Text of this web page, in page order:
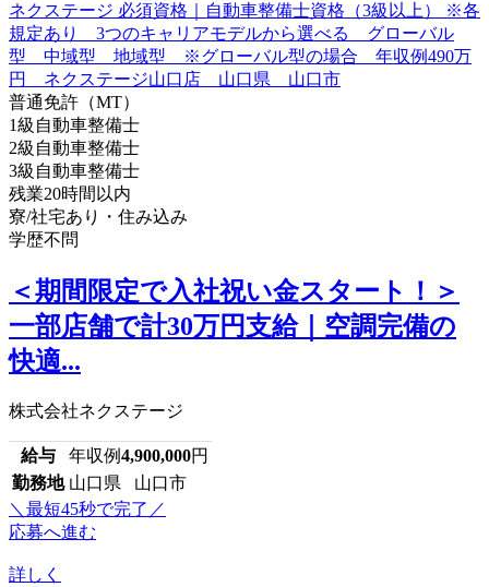
普通免許（MT）
1級自動車整備士
2級自動車整備士
3級自動車整備士
残業20時間以内
寮/社宅あり・住み込み
学歴不問
＜期間限定で入社祝い金スタート！＞
一部店舗で計30万円支給｜空調完備の
快適...
株式会社ネクステージ
給与 年収例4,900,000円
勤務地 山口県 山口市
＼最短45秒で完了／
応募へ進む
詳しく